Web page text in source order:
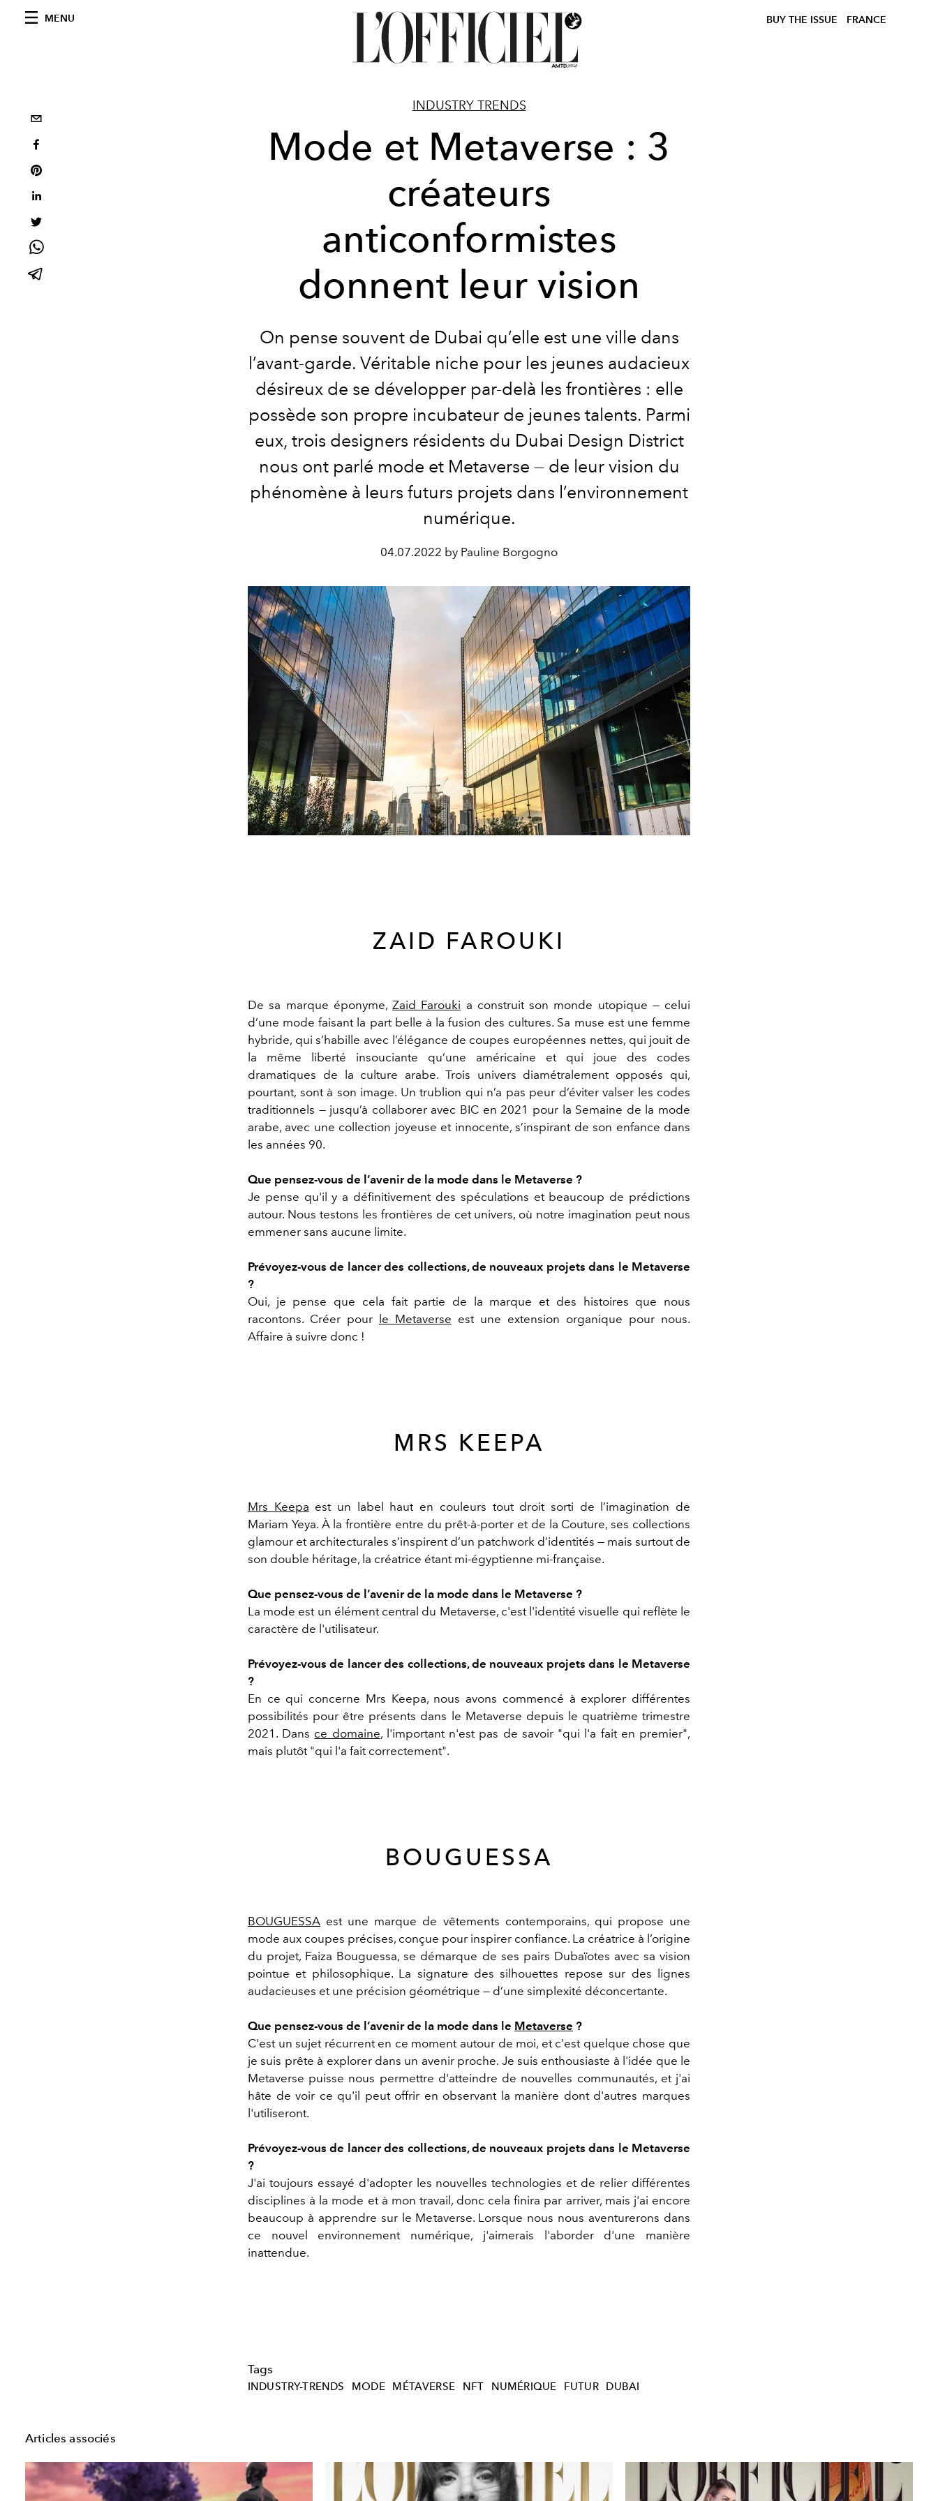
MENU BUY THE ISSUE FRANCE
INDUSTRY TRENDS
Mode et Metaverse : 3
créateurs
anticonformistes
donnent leur vision
On pense souvent de Dubai qu’elle est une ville dans
l’avant-garde. Véritable niche pour les jeunes audacieux
désireux de se développer par-delà les frontières : elle
possède son propre incubateur de jeunes talents. Parmi
eux, trois designers résidents du Dubai Design District
nous ont parlé mode et Metaverse — de leur vision du
phénomène à leurs futurs projets dans l’environnement
numérique.
04.07.2022 by Pauline Borgogno
ZAID FAROUKI
De sa marque éponyme, Zaid Farouki a construit son monde utopique — celui
d’une mode faisant la part belle à la fusion des cultures. Sa muse est une femme
hybride, qui s’habille avec l’élégance de coupes européennes nettes, qui jouit de
la même liberté insouciante qu’une américaine et qui joue des codes
dramatiques de la culture arabe. Trois univers diamétralement opposés qui,
pourtant, sont à son image. Un trublion qui n’a pas peur d’éviter valser les codes
traditionnels — jusqu’à collaborer avec BIC en 2021 pour la Semaine de la mode
arabe, avec une collection joyeuse et innocente, s’inspirant de son enfance dans
les années 90.
Que pensez-vous de l’avenir de la mode dans le Metaverse ?
Je pense qu'il y a définitivement des spéculations et beaucoup de prédictions
autour. Nous testons les frontières de cet univers, où notre imagination peut nous
emmener sans aucune limite.
Prévoyez-vous de lancer des collections, de nouveaux projets dans le Metaverse
?
Oui, je pense que cela fait partie de la marque et des histoires que nous
racontons. Créer pour le Metaverse est une extension organique pour nous.
Affaire à suivre donc !
MRS KEEPA
Mrs Keepa est un label haut en couleurs tout droit sorti de l’imagination de
Mariam Yeya. À la frontière entre du prêt-à-porter et de la Couture, ses collections
glamour et architecturales s’inspirent d’un patchwork d’identités — mais surtout de
son double héritage, la créatrice étant mi-égyptienne mi-française.
Que pensez-vous de l’avenir de la mode dans le Metaverse ?
La mode est un élément central du Metaverse, c'est l'identité visuelle qui reflète le
caractère de l'utilisateur.
Prévoyez-vous de lancer des collections, de nouveaux projets dans le Metaverse
?
En ce qui concerne Mrs Keepa, nous avons commencé à explorer différentes
possibilités pour être présents dans le Metaverse depuis le quatrième trimestre
2021. Dans ce domaine, l'important n'est pas de savoir "qui l'a fait en premier",
mais plutôt "qui l'a fait correctement".
BOUGUESSA
BOUGUESSA est une marque de vêtements contemporains, qui propose une
mode aux coupes précises, conçue pour inspirer confiance. La créatrice à l’origine
du projet, Faiza Bouguessa, se démarque de ses pairs Dubaïotes avec sa vision
pointue et philosophique. La signature des silhouettes repose sur des lignes
audacieuses et une précision géométrique — d’une simplexité déconcertante.
Que pensez-vous de l’avenir de la mode dans le Metaverse ?
C'est un sujet récurrent en ce moment autour de moi, et c'est quelque chose que
je suis prête à explorer dans un avenir proche. Je suis enthousiaste à l'idée que le
Metaverse puisse nous permettre d'atteindre de nouvelles communautés, et j'ai
hâte de voir ce qu'il peut offrir en observant la manière dont d'autres marques
l'utiliseront.
Prévoyez-vous de lancer des collections, de nouveaux projets dans le Metaverse
?
J'ai toujours essayé d'adopter les nouvelles technologies et de relier différentes
disciplines à la mode et à mon travail, donc cela finira par arriver, mais j'ai encore
beaucoup à apprendre sur le Metaverse. Lorsque nous nous aventurerons dans
ce nouvel environnement numérique, j'aimerais l'aborder d'une manière
inattendue.
Tags
INDUSTRY-TRENDS MODE MÉTAVERSE NFT NUMÉRIQUE FUTUR DUBAI
Articles associés